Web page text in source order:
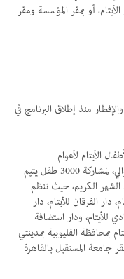
أو بمقر المؤسسة ومقر
يتيم الاحتفال والإفطار منذ إطلاق البرنامج في
الأيتام لأعوام
2018،2017،2016،2015،2014،2013،2012على التوالي، لمشاركة 3000 طفل يتيم
الشهر الكريم، حيث تنظم
الفرقان للأيتام، دار
للأيتام، ودار استضافة
بمحافظة الفليوبية بمدينتي
جامعة المستقبل بالقاهرة